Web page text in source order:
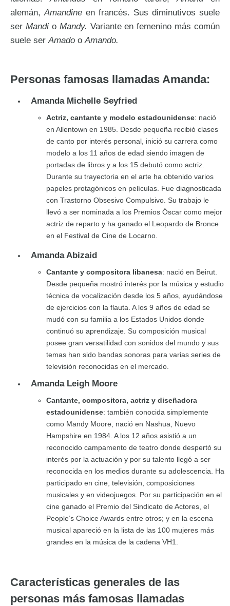
alemán,Amandine en francés. Sus diminutivos suele
ser Mandio Mandy. Variante en femenino más común
suele serAmado oAmando.
Personas famosas llamadas Amanda:
Amanda Michelle Seyfried
Actriz, cantante y modelo estadounidense: nació
en Allentown en 1985. Desde pequeña recibió clases
de canto por interés personal, inició su carrera como
modelo a los 11 años de edad siendo imagen de
portadas de libros y a los 15 debutó como actriz.
Durante su trayectoria en el arte ha obtenido varios
papeles protagónicos en películas. Fue diagnosticada
con Trastorno Obsesivo Compulsivo. Su trabajo le
llevó a ser nominada a los Premios Óscar como mejor
actriz de reparto y ha ganado el Leopardo de Bronce
en el Festival de Cine de Locarno.
Amanda Abizaid
Cantante y compositora libanesa: nació en Beirut.
Desde pequeña mostró interés por la música y estudio
técnica de vocalización desde los 5 años, ayudándose
de ejercicios con la flauta. A los 9 años de edad se
mudó con su familia a los Estados Unidos donde
continuó su aprendizaje. Su composición musical
posee gran versatilidad con sonidos del mundo y sus
temas han sido bandas sonoras para varias series de
televisión reconocidas en el mercado.
Amanda Leigh Moore
Cantante, compositora, actriz y diseñadora
estadounidense: también conocida simplemente
como Mandy Moore, nació en Nashua, Nuevo
Hampshire en 1984. A los 12 años asistió a un
reconocido campamento de teatro donde despertó su
interés por la actuación y por su talento llegó a ser
reconocida en los medios durante su adolescencia. Ha
participado en cine, televisión, composiciones
musicales y en videojuegos. Por su participación en el
cine ganado el Premio del Sindicato de Actores, el
People’s Choice Awards entre otros; y en la escena
musical apareció en la lista de las 100 mujeres más
grandes en la música de la cadena VH1.
Características generales de las
personas más famosas llamadas